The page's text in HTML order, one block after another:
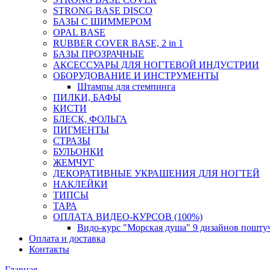
STRONG BASE DISCO
БАЗЫ С ШИММЕРОМ
OPAL BASE
RUBBER COVER BASE, 2 in 1
БАЗЫ ПРОЗРАЧНЫЕ
АКСЕССУАРЫ ДЛЯ НОГТЕВОЙ ИНДУСТРИИ
ОБОРУДОВАНИЕ И ИНСТРУМЕНТЫ
Штампы для стемпинга
ПИЛКИ, БАФЫ
КИСТИ
БЛЕСК, ФОЛЬГА
ПИГМЕНТЫ
СТРАЗЫ
БУЛЬОНКИ
ЖЕМЧУГ
ДЕКОРАТИВНЫЕ УКРАШЕНИЯ ДЛЯ НОГТЕЙ
НАКЛЕЙКИ
ТИПСЫ
ТАРА
ОПЛАТА ВИДЕО-КУРСОВ (100%)
Видо-курс "Морская душа" 9 дизайнов
Оплата и доставка
Контакты